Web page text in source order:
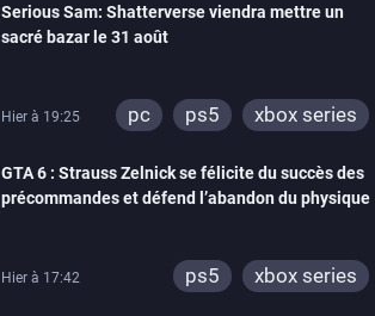
xbox one
switch 2
Serious Sam: Shatterverse viendra mettre un
sacré bazar le 31 août
Hier à 19:25 pc ps5 xbox series
GTA 6 : Strauss Zelnick se félicite du succès des
précommandes et défend l’abandon du physique
Hier à 17:42 ps5 xbox series